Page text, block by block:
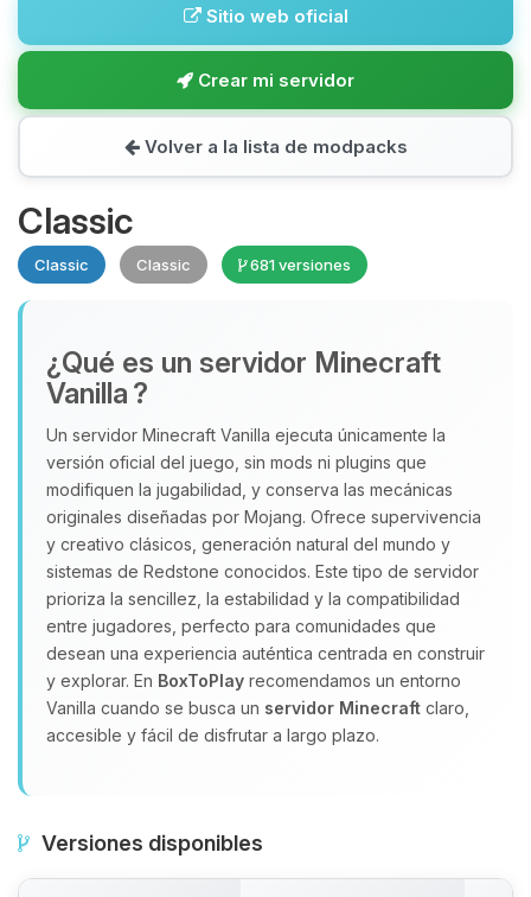
Sitio web oficial
Crear mi servidor
Volver a la lista de modpacks
Classic
Classic Classic 681 versiones
¿Qué es un servidor Minecraft
Vanilla ?
Un servidor Minecraft Vanilla ejecuta únicamente la
versión oficial del juego, sin mods ni plugins que
modifiquen la jugabilidad, y conserva las mecánicas
originales diseñadas por Mojang. Ofrece supervivencia
y creativo clásicos, generación natural del mundo y
sistemas de Redstone conocidos. Este tipo de servidor
prioriza la sencillez, la estabilidad y la compatibilidad
entre jugadores, perfecto para comunidades que
desean una experiencia auténtica centrada en construir
y explorar. En BoxToPlay recomendamos un entorno
Vanilla cuando se busca un servidor Minecraft claro,
accesible y fácil de disfrutar a largo plazo.
Versiones disponibles
Yupi, por fin alguien con quien
hablar! Soy Choupy, tu pequeno
asistente de BoxToPlay. Cuentame
que necesitas y moveré mis
pequenos circuitos para ayudarte.
07/08/2026 18:10